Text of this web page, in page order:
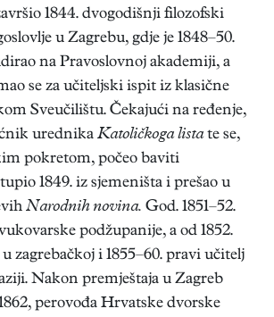
1844. dvogodišnji filozofski
u Zagrebu, gdje je 1848–50.
na Pravoslovnoj akademiji, a
se za učiteljski ispit iz klasične
Sveučilištu. Čekajući na ređenje,
urednika Katoličkoga listate se,
pokretom, počeo baviti
1849. iz sjemeništa i prešao u
Narodnih novina. God. 1851–52.
podžupanije, a od 1852.
zagrebačkoj i 1855–60. pravi učitelj
Nakon premještaja u Zagreb
perovođa Hrvatske dvorske